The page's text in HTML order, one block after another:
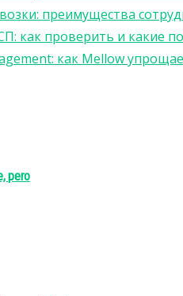
преимущества
как проверить и какие
как Mellow
pero